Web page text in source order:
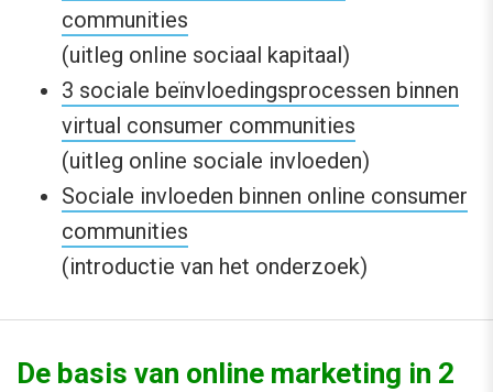
communities
(uitleg online sociaal kapitaal)
3 sociale beïnvloedingsprocessen binnen
virtual consumer communities
(uitleg online sociale invloeden)
Sociale invloeden binnen online consumer
communities
(introductie van het onderzoek)
De basis van online marketing in 2